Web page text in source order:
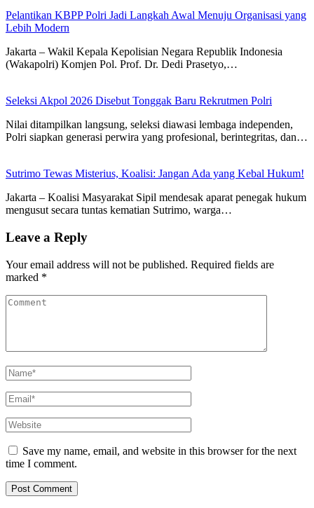
Pelantikan KBPP Polri Jadi Langkah Awal Menuju Organisasi yang
Lebih Modern
Jakarta – Wakil Kepala Kepolisian Negara Republik Indonesia
(Wakapolri) Komjen Pol. Prof. Dr. Dedi Prasetyo,…
Seleksi Akpol 2026 Disebut Tonggak Baru Rekrutmen Polri
Nilai ditampilkan langsung, seleksi diawasi lembaga independen,
Polri siapkan generasi perwira yang profesional, berintegritas, dan…
Sutrimo Tewas Misterius, Koalisi: Jangan Ada yang Kebal Hukum!
Jakarta – Koalisi Masyarakat Sipil mendesak aparat penegak hukum
mengusut secara tuntas kematian Sutrimo, warga…
Leave a Reply
Your email address will not be published. Required fields are
marked *
Save my name, email, and website in this browser for the next
time I comment.